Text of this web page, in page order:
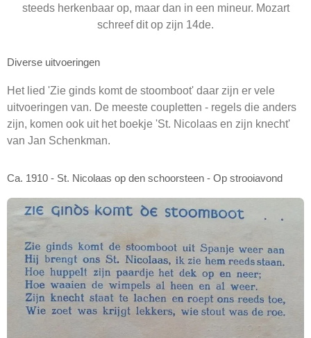
steeds herkenbaar op, maar dan in een mineur. Mozart
schreef dit op zijn 14de.
Diverse uitvoeringen
Het lied 'Zie ginds komt de stoomboot' daar zijn er vele
uitvoeringen van. De meeste coupletten - regels die anders
zijn, komen ook uit het boekje 'St. Nicolaas en zijn knecht'
van Jan Schenkman.
Ca. 1910 - St. Nicolaas op den schoorsteen - Op strooiavond